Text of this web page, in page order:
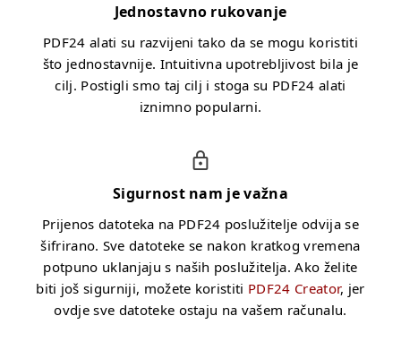
Jednostavno rukovanje
PDF24 alati su razvijeni tako da se mogu koristiti
što jednostavnije. Intuitivna upotrebljivost bila je
cilj. Postigli smo taj cilj i stoga su PDF24 alati
iznimno popularni.
Sigurnost nam je važna
Prijenos datoteka na PDF24 poslužitelje odvija se
šifrirano. Sve datoteke se nakon kratkog vremena
potpuno uklanjaju s naših poslužitelja. Ako želite
biti još sigurniji, možete koristiti PDF24 Creator, jer
ovdje sve datoteke ostaju na vašem računalu.